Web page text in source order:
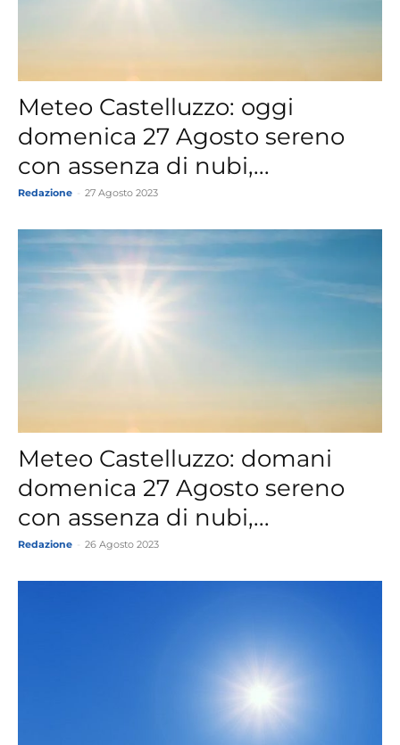
Meteo Castelluzzo: oggi
domenica 27 Agosto sereno
con assenza di nubi,...
Redazione 27 Agosto 2023
Meteo Castelluzzo: domani
domenica 27 Agosto sereno
con assenza di nubi,...
Redazione 26 Agosto 2023